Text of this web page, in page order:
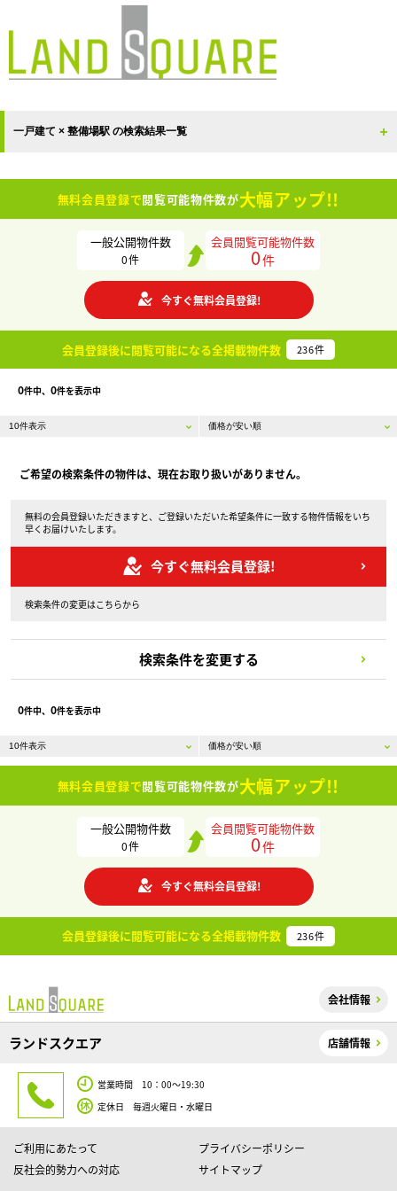
一戸建て × 整備場駅 の検索結果一覧
無料会員登録で閲覧可能物件数が大幅アップ!!
一般公開物件数
0件
会員閲覧可能物件数
0件
今すぐ無料会員登録!
会員登録後に閲覧可能になる全掲載物件数 236件
0件中、 0件を表示中
ご希望の検索条件の物件は、現在お取り扱いがありません。
無料の会員登録いただきますと、ご登録いただいた希望条件に一致する物件情報をいち
早くお届けいたします。
今すぐ無料会員登録!
検索条件の変更はこちらから
検索条件を変更する
0件中、 0件を表示中
無料会員登録で閲覧可能物件数が大幅アップ!!
一般公開物件数
0件
会員閲覧可能物件数
0件
今すぐ無料会員登録!
会員登録後に閲覧可能になる全掲載物件数 236件
会社情報
ランドスクエア 店舗情報
営業時間 10：00～19:30
定休日 毎週火曜日・水曜日
ご利用にあたって
プライバシーポリシー
反社会的勢力への対応
サイトマップ